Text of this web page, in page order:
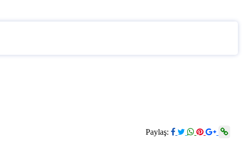
Paylaş: